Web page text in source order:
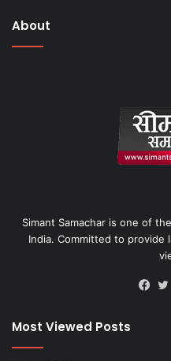
About
Simant Samachar is one of
India. Committed to
Most Viewed Posts